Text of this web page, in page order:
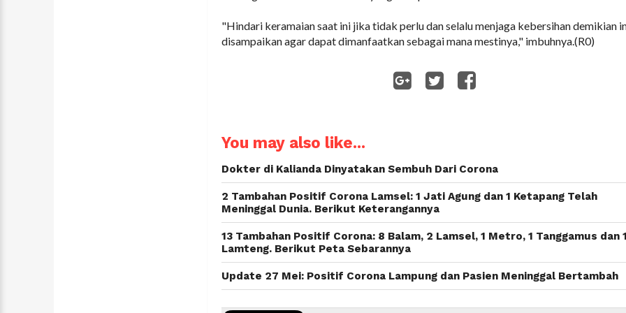
"Hindari keramaian saat ini jika tidak perlu dan selalu menjaga kebersihan demikian
disampaikan agar dapat dimanfaatkan sebagai mana mestinya," imbuhnya.(R0)
You may also like...
Dokter di Kalianda Dinyatakan Sembuh Dari Corona
2 Tambahan Positif Corona Lamsel: 1 Jati Agung dan 1 Ketapang Telah
Meninggal Dunia. Berikut Keterangannya
13 Tambahan Positif Corona: 8 Balam, 2 Lamsel, 1 Metro, 1 Tanggamus dan
Lamteng. Berikut Peta Sebarannya
Update 27 Mei: Positif Corona Lampung dan Pasien Meninggal Bertambah